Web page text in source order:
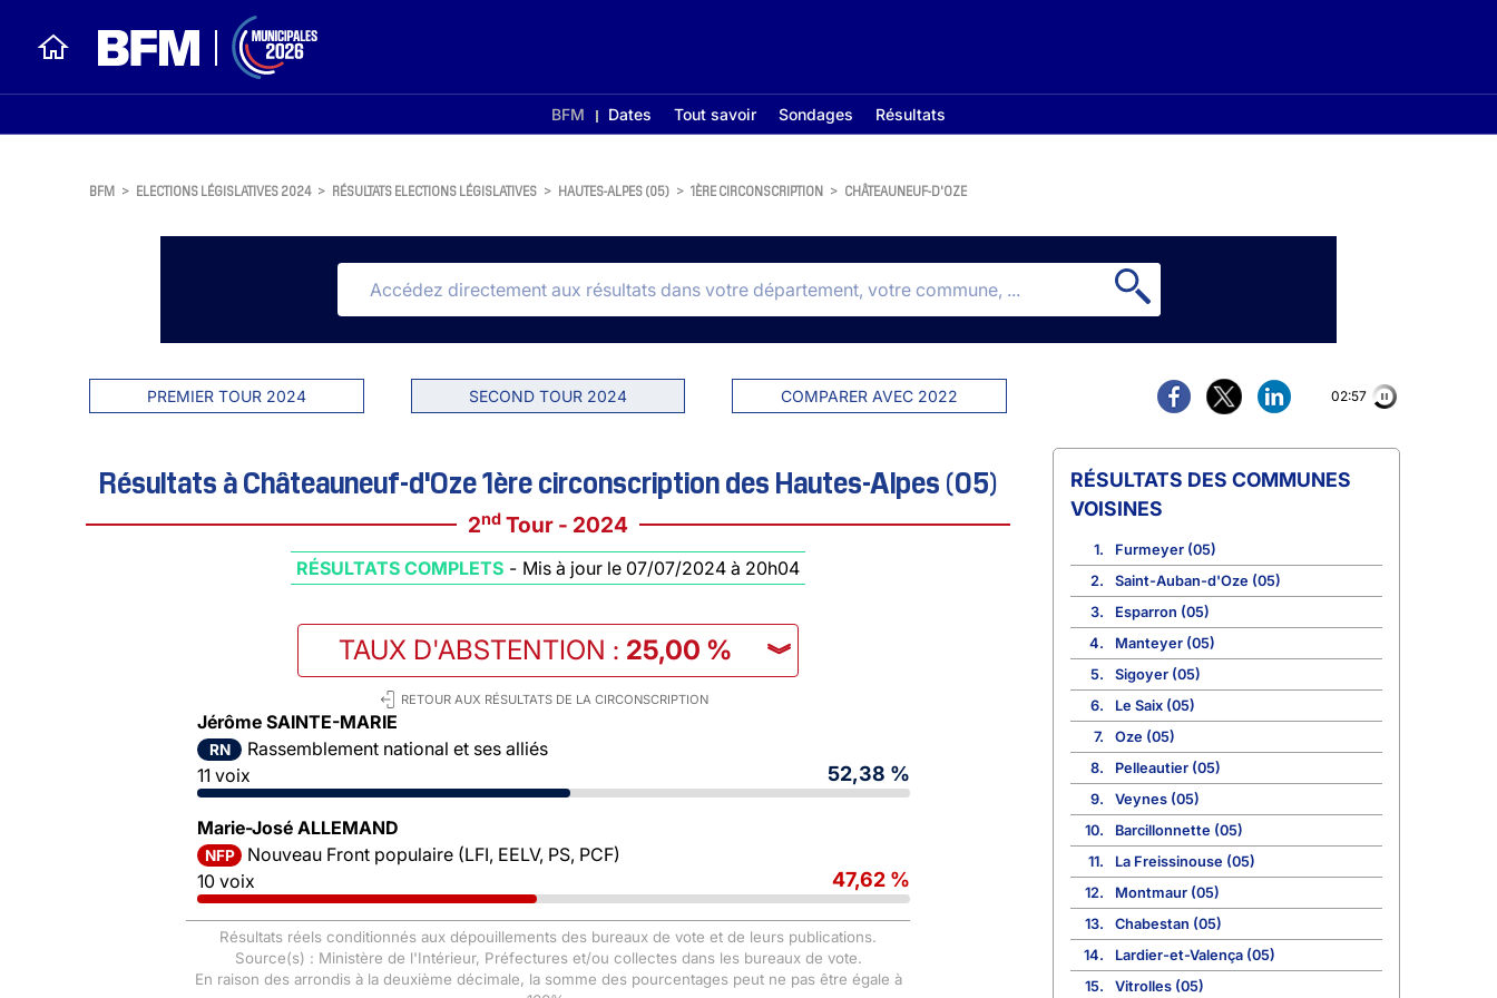
BFM Dates Tout savoir Sondages Résultats
BFM > ELECTIONS LÉGISLATIVES 2024 > RÉSULTATS ELECTIONS LÉGISLATIVES > HAUTES-ALPES (05) > 1ÈRE CIRCONSCRIPTION > CHÂTEAUNEUF-D'OZE
PREMIER TOUR 2024 SECOND TOUR 2024 COMPARER AVEC 2022 02:56
Résultats à Châteauneuf-d'Oze 1ère circonscription des Hautes-Alpes (05)
2nd Tour - 2024
RÉSULTATS COMPLETS - Mis à jour le 07/07/2024 à 20h04
TAUX D'ABSTENTION : 25,00 % ︾
RETOUR AUX RÉSULTATS DE LA CIRCONSCRIPTION
Jérôme SAINTE-MARIE
RN
Rassemblement national et ses alliés
11 voix
52,38 %
Marie-José ALLEMAND
NFP
Nouveau Front populaire (LFI, EELV, PS, PCF)
10 voix
47,62 %
Résultats réels conditionnés aux dépouillements des bureaux de vote et de leurs publications.
Source(s) : Ministère de l'Intérieur, Préfectures et/ou collectes dans les bureaux de vote.
En raison des arrondis à la deuxième décimale, la somme des pourcentages peut ne pas être égale à
COMMUNES
VOISINES
1.
Furmeyer (05)
2.
Saint-Auban-d'Oze (05)
3.
Esparron (05)
4.
Manteyer (05)
5.
Sigoyer (05)
6.
Le Saix (05)
7.
Oze (05)
8.
Pelleautier (05)
9.
Veynes (05)
10.
Barcillonnette (05)
11.
La Freissinouse (05)
12.
Montmaur (05)
13.
Chabestan (05)
14.
Lardier-et-Valença (05)
15.
Vitrolles (05)